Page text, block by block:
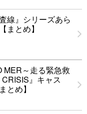
線』シリーズあら
まとめ】
MER～走る緊急救
』キャス
とめ】